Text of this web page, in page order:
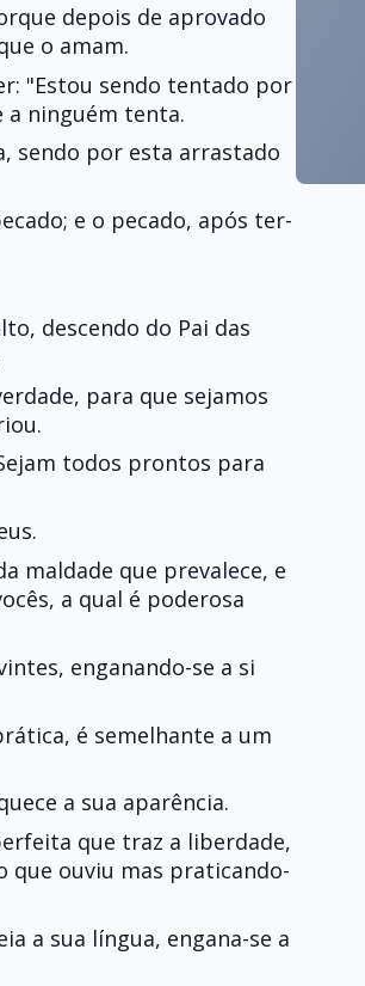
depois de aprovado
o amam.
"Estou sendo tentado por
a ninguém tenta.
sendo por esta arrastado
e o pecado, após ter-
descendo do Pai das
para que sejamos
todos prontos para
maldade que prevalece, e
a qual é poderosa
enganando-se a si
é semelhante a um
a sua aparência.
que traz a liberdade,
que ouviu mas praticando-
a sua língua, engana-se a